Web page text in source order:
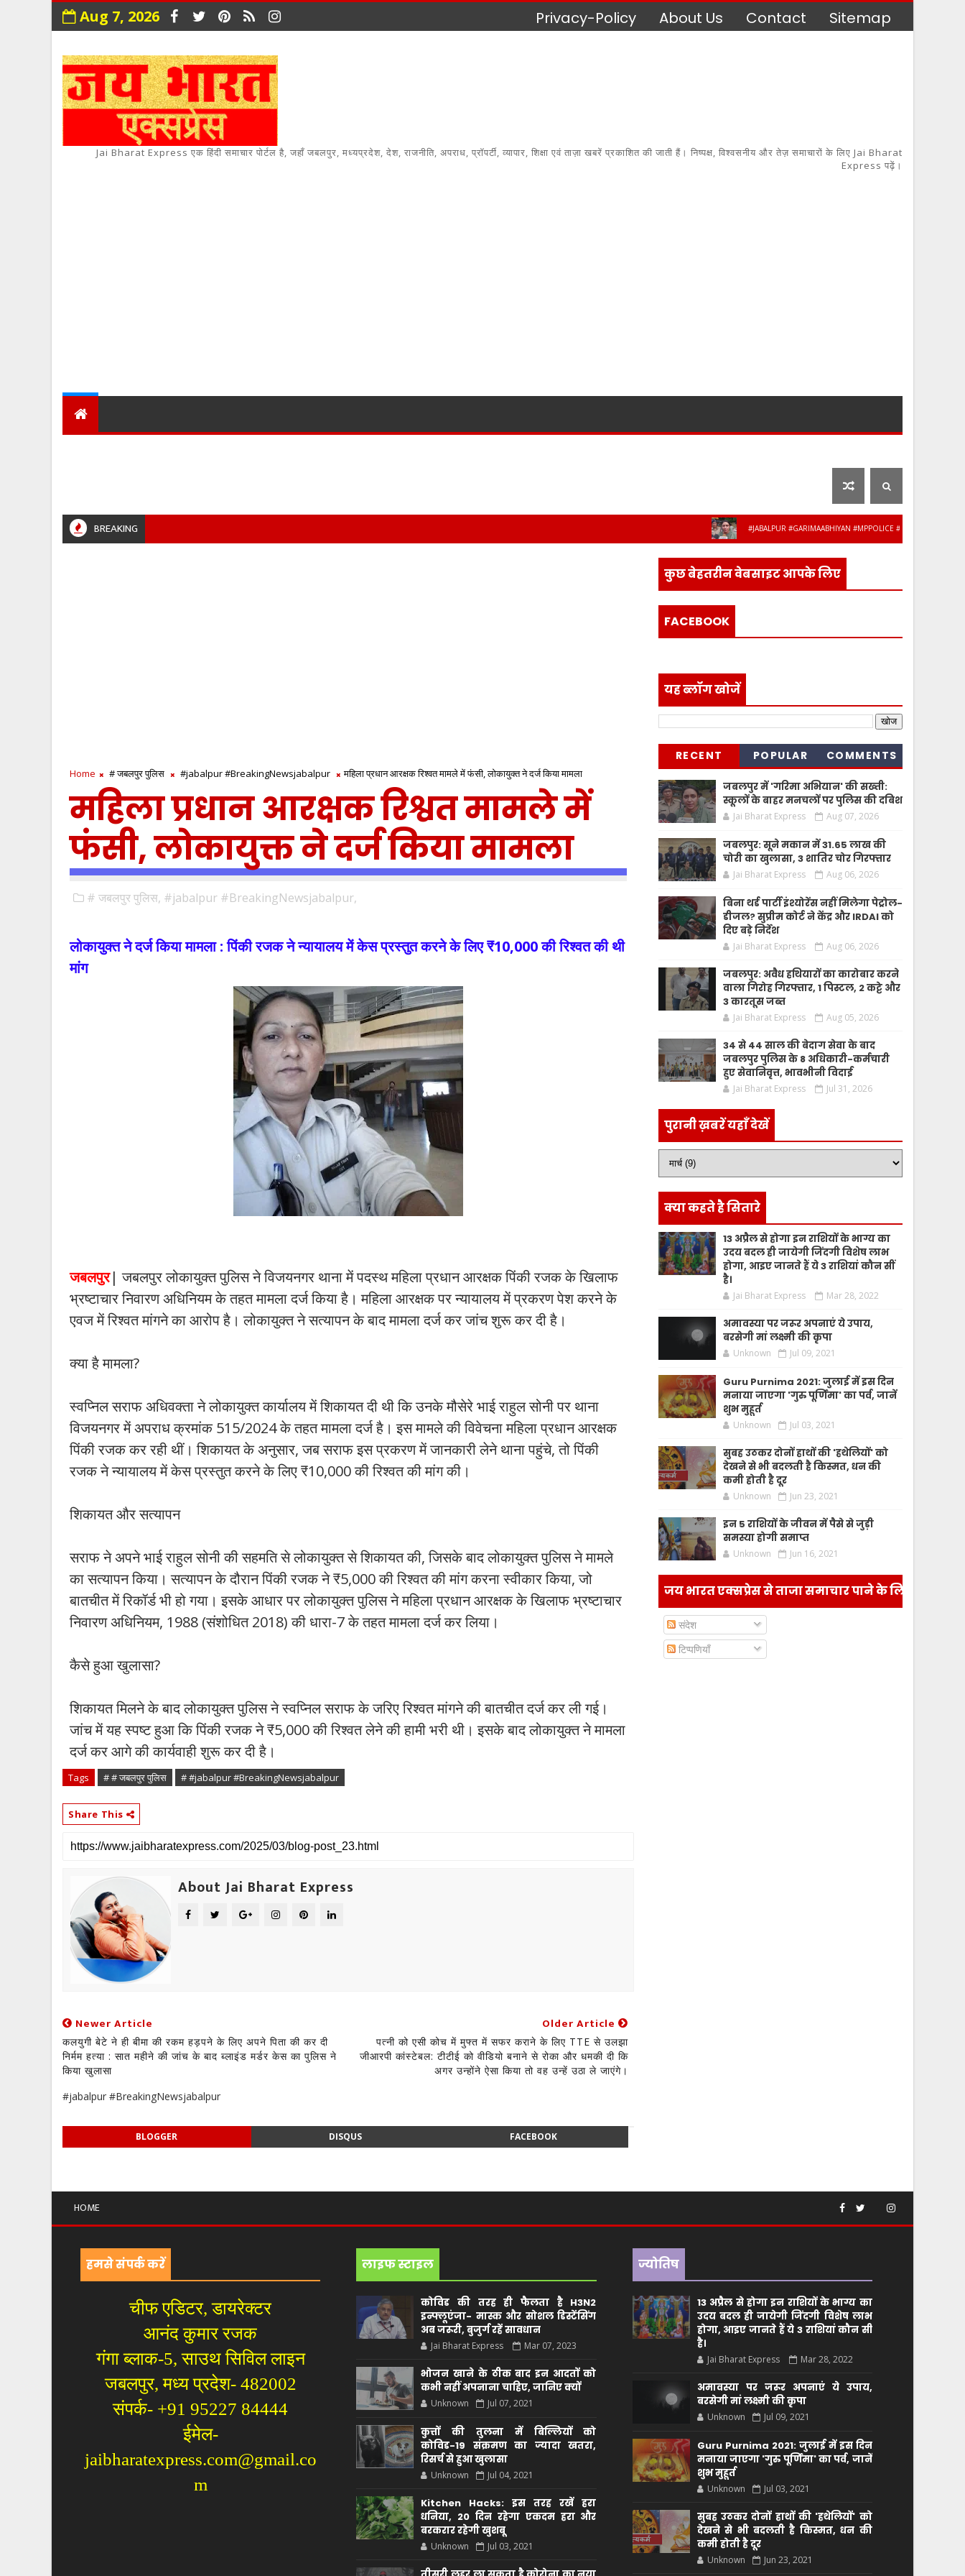
Aug 7, 2026 Privacy-Policy About Us Contact Sitemap
Jai Bharat Express एक हिंदी समाचार पोर्टल है, जहाँ जबलपुर, मध्यप्रदेश, देश, राजनीति, अपराध, प्रॉपर्टी, व्यापार, शिक्षा एवं ताज़ा खबरें प्रकाशित की जाती हैं। निष्पक्ष, विश्वसनीय और तेज़ समाचारों के लिए Jai Bharat
Express पढ़ें।
BREAKING #JABALPUR #GARIMAABHIYAN #MPPOLICE #WOMENSAFETY
34 से 44 साल की बेदाग सेवा के बाद जबलपुर पुलिस के 8 अधिकारी-कर्मचारी हुए सेवानिवृत्त, भावभीनी
Home # जबलपुर पुलिस #jabalpur #BreakingNewsjabalpur महिला प्रधान आरक्षक रिश्वत मामले में फंसी, लोकायुक्त ने दर्ज किया मामला
महिला प्रधान आरक्षक रिश्वत मामले में
फंसी, लोकायुक्त ने दर्ज किया मामला
# जबलपुर पुलिस, #jabalpur #BreakingNewsjabalpur,
लोकायुक्त ने दर्ज किया मामला : पिंकी रजक ने न्यायालय में केस प्रस्तुत करने के लिए ₹10,000 की रिश्वत की थी
मांग
जबलपुर| जबलपुर लोकायुक्त पुलिस ने विजयनगर थाना में पदस्थ महिला प्रधान आरक्षक पिंकी रजक के खिलाफ
भ्रष्टाचार निवारण अधिनियम के तहत मामला दर्ज किया है। महिला आरक्षक पर न्यायालय में प्रकरण पेश करने के
एवज में रिश्वत मांगने का आरोप है। लोकायुक्त ने सत्यापन के बाद मामला दर्ज कर जांच शुरू कर दी है।
क्या है मामला?
स्वप्निल सराफ अधिवक्ता ने लोकायुक्त कार्यालय में शिकायत दी थी कि उनके मौसेरे भाई राहुल सोनी पर थाना
विजयनगर में अपराध क्रमांक 515/2024 के तहत मामला दर्ज है। इस मामले की विवेचना महिला प्रधान आरक्षक
पिंकी रजक कर रही थीं। शिकायत के अनुसार, जब सराफ इस प्रकरण में जानकारी लेने थाना पहुंचे, तो पिंकी
रजक ने न्यायालय में केस प्रस्तुत करने के लिए ₹10,000 की रिश्वत की मांग की।
शिकायत और सत्यापन
सराफ ने अपने भाई राहुल सोनी की सहमति से लोकायुक्त से शिकायत की, जिसके बाद लोकायुक्त पुलिस ने मामले
का सत्यापन किया। सत्यापन के दौरान पिंकी रजक ने ₹5,000 की रिश्वत की मांग करना स्वीकार किया, जो
बातचीत में रिकॉर्ड भी हो गया। इसके आधार पर लोकायुक्त पुलिस ने महिला प्रधान आरक्षक के खिलाफ भ्रष्टाचार
निवारण अधिनियम, 1988 (संशोधित 2018) की धारा-7 के तहत मामला दर्ज कर लिया।
कैसे हुआ खुलासा?
शिकायत मिलने के बाद लोकायुक्त पुलिस ने स्वप्निल सराफ के जरिए रिश्वत मांगने की बातचीत दर्ज कर ली गई।
जांच में यह स्पष्ट हुआ कि पिंकी रजक ने ₹5,000 की रिश्वत लेने की हामी भरी थी। इसके बाद लोकायुक्त ने मामला
दर्ज कर आगे की कार्यवाही शुरू कर दी है।
Tags # # जबलपुर पुलिस # #jabalpur #BreakingNewsjabalpur
Share This
About Jai Bharat Express
Newer Article
कलयुगी बेटे ने ही बीमा की रकम हड़पने के लिए अपने पिता की कर दी
निर्मम हत्या : सात महीने की जांच के बाद ब्लाइंड मर्डर केस का पुलिस ने
किया खुलासा
Older Article
पत्नी को एसी कोच में मुफ्त में सफर कराने के लिए TTE से उलझा
जीआरपी कांस्टेबल: टीटीई को वीडियो बनाने से रोका और धमकी दी कि
अगर उन्होंने ऐसा किया तो वह उन्हें उठा ले जाएंगे।
#jabalpur #BreakingNewsjabalpur
BLOGGER DISQUS FACEBOOK
कुछ बेहतरीन वेबसाइट आपके लिए
FACEBOOK
यह ब्लॉग खोजें
RECENT POPULAR COMMENTS
जबलपुर में 'गरिमा अभियान' की सख्ती:
स्कूलों के बाहर मनचलों पर पुलिस की दबिश
Jai Bharat Express Aug 07, 2026
जबलपुर: सूने मकान में 31.65 लाख की
चोरी का खुलासा, 3 शातिर चोर गिरफ्तार
Jai Bharat Express Aug 06, 2026
बिना थर्ड पार्टी इंश्योरेंस नहीं मिलेगा पेट्रोल-
डीजल? सुप्रीम कोर्ट ने केंद्र और IRDAI को
दिए बड़े निर्देश
Jai Bharat Express Aug 06, 2026
जबलपुर: अवैध हथियारों का कारोबार करने
वाला गिरोह गिरफ्तार, 1 पिस्टल, 2 कट्टे और
3 कारतूस जब्त
Jai Bharat Express Aug 05, 2026
34 से 44 साल की बेदाग सेवा के बाद
जबलपुर पुलिस के 8 अधिकारी-कर्मचारी
हुए सेवानिवृत्त, भावभीनी विदाई
Jai Bharat Express Jul 31, 2026
पुरानी ख़बरें यहाँ देखें
क्या कहते है सितारे
13 अप्रैल से होगा इन राशियों के भाग्य का
उदय बदल ही जायेगी जिंदगी विशेष लाभ
होगा, आइए जानते हैं ये 3 राशियां कौन सीं
है।
Jai Bharat Express Mar 28, 2022
अमावस्या पर जरूर अपनाएं ये उपाय,
बरसेगी मां लक्ष्मी की कृपा
Unknown Jul 09, 2021
Guru Purnima 2021: जुलाई में इस दिन
मनाया जाएगा 'गुरु पूर्णिमा' का पर्व, जानें
शुभ मुहूर्त
Unknown Jul 03, 2021
सुबह उठकर दोनों हाथों की 'हथेलियों' को
देखने से भी बदलती है किस्मत, धन की
कमी होती है दूर
Unknown Jun 23, 2021
इन 5 राशियों के जीवन में पैसे से जुड़ी
समस्या होगी समाप्त
Unknown Jun 16, 2021
जय भारत एक्सप्रेस से ताजा समाचार पाने के लिए
संदेश
टिप्पणियाँ
HOME
हमसे संपर्क करें
चीफ एडिटर, डायरेक्टर
आनंद कुमार रजक
गंगा ब्लाक-5, साउथ सिविल लाइन
जबलपुर, मध्य प्रदेश- 482002
संपर्क- +91 95227 84444
ईमेल-
jaibharatexpress.com@gmail.co
m
लाइफ स्टाइल
कोविड की तरह ही फैलता है H3N2
इन्फ्लूएंजा- मास्क और सोशल डिस्टेंसिंग
अब जरूरी, बुजुर्ग रहें सावधान
Jai Bharat Express Mar 07, 2023
भोजन खाने के ठीक बाद इन आदतों को
कभी नहीं अपनाना चाहिए, जानिए क्यों
Unknown Jul 07, 2021
कुत्तों की तुलना में बिल्लियों को
कोविड-19 संक्रमण का ज्यादा खतरा,
रिसर्च से हुआ खुलासा
Unknown Jul 04, 2021
Kitchen Hacks: इस तरह रखें हरा
धनिया, 20 दिन रहेगा एकदम हरा और
बरकरार रहेगी खुशबू
Unknown Jul 03, 2021
ज्योतिष
13 अप्रैल से होगा इन राशियों के भाग्य का
उदय बदल ही जायेगी जिंदगी विशेष लाभ
होगा, आइए जानते हैं ये 3 राशियां कौन सीं
है।
Jai Bharat Express Mar 28, 2022
अमावस्या पर जरूर अपनाएं ये उपाय,
बरसेगी मां लक्ष्मी की कृपा
Unknown Jul 09, 2021
Guru Purnima 2021: जुलाई में इस दिन
मनाया जाएगा 'गुरु पूर्णिमा' का पर्व, जानें
शुभ मुहूर्त
Unknown Jul 03, 2021
सुबह उठकर दोनों हाथों की 'हथेलियों' को
देखने से भी बदलती है किस्मत, धन की
कमी होती है दूर
Unknown Jun 23, 2021